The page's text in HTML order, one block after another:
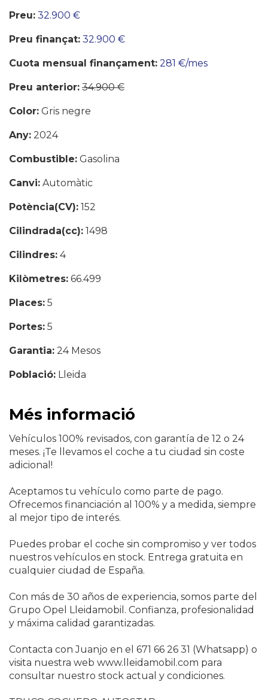
Preu: 32.900 €
Preu finançat: 32.900 €
Cuota mensual finançament: 281 €/mes
Preu anterior: 34.900 €
Color: Gris negre
Any: 2024
Combustible: Gasolina
Canvi: Automàtic
Potència(CV): 152
Cilindrada(cc): 1498
Cilindres: 4
Kilòmetres: 66.499
Places: 5
Portes: 5
Garantia: 24 Mesos
Població: Lleida
Més informació
Vehículos 100% revisados, con garantía de 12 o 24
meses. ¡Te llevamos el coche a tu ciudad sin coste
adicional!
Aceptamos tu vehículo como parte de pago.
Ofrecemos financiación al 100% y a medida, siempre
al mejor tipo de interés.
Puedes probar el coche sin compromiso y ver todos
nuestros vehículos en stock. Entrega gratuita en
cualquier ciudad de España.
Con más de 30 años de experiencia, somos parte del
Grupo Opel Lleidamobil. Confianza, profesionalidad
y máxima calidad garantizadas.
Contacta con Juanjo en el 671 66 26 31 (Whatsapp) o
visita nuestra web www.lleidamobil.com para
consultar nuestro stock actual y condiciones.